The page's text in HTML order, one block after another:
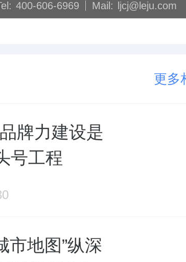
400-606-6969 Mail: ljcj@leju.com
更多
牌力建设是
号工程
市地图”纵深